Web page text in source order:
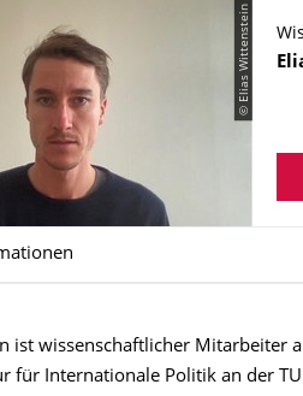
© Elias Wittenstein
ist wissenschaftlicher Mitarbeiter
für Internationale Politik an der